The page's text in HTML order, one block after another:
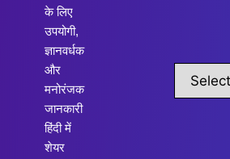
के लिए
उपयोगी,
ज्ञानवर्धक
और
मनोरंजक
जानकारी
हिंदी में
शेयर